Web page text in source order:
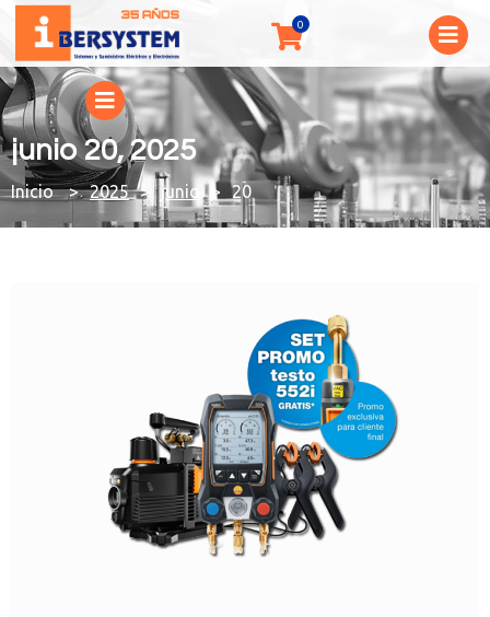
junio 20, 2025
You are here:
2025 junio 20